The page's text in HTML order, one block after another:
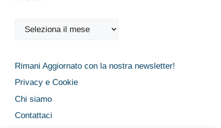
Archivi
Rimani Aggiornato con la nostra newsletter!
Privacy e Cookie
Chi siamo
Contattaci